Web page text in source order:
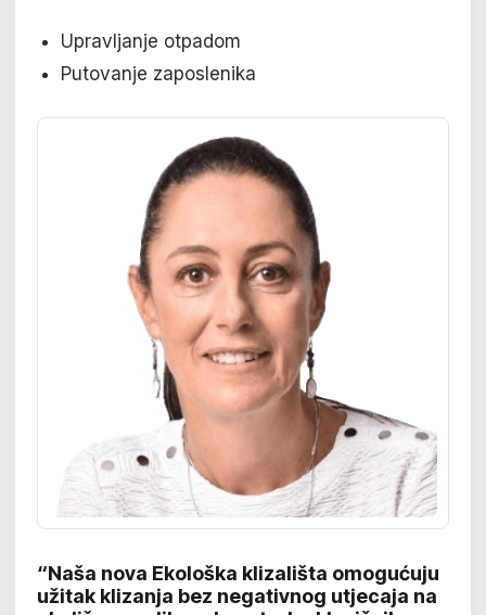
Upravljanje otpadom
Putovanje zaposlenika
“Naša nova Ekološka klizališta omogućuju
užitak klizanja bez negativnog utjecaja na